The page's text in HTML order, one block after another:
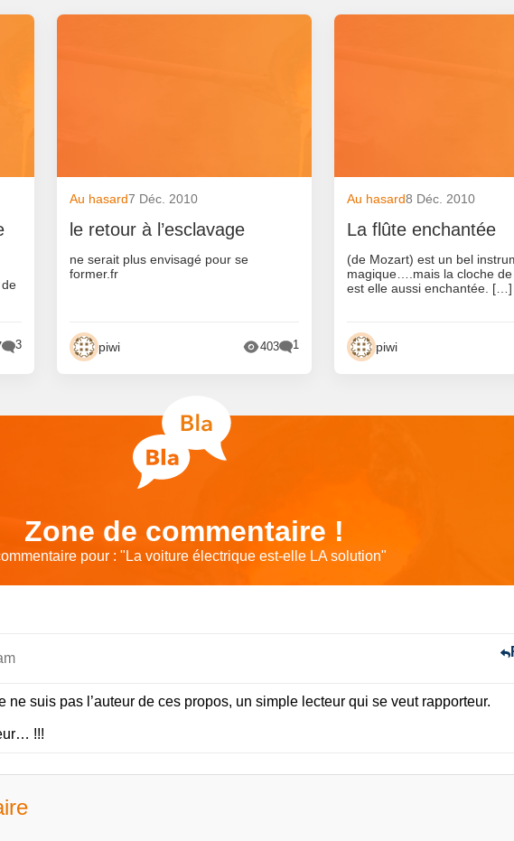
3
Au hasard7 Déc. 2010
le retour à l’esclavage
ne serait plus envisagé pour se
former.fr
piwi 403 1
Au hasard8 Déc. 2010
La flûte enchantée
(de Mozart) est un bel
magique….mais la cloche
est elle aussi enchantée. […]
piwi
Zone de commentaire !
pour : " La voiture électrique est-elle LA solution"
ne suis pas l’auteur de ces propos, un simple lecteur qui se veut rapporteur.
!!!